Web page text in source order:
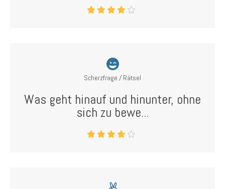
Scherzfrage / Rätsel
Was geht hinauf und hinunter, ohne
sich zu bewe...